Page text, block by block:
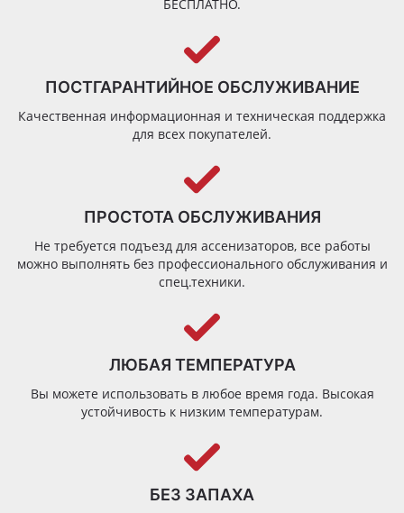
БЕСПЛАТНО.
ПОСТГАРАНТИЙНОЕ ОБСЛУЖИВАНИЕ
Качественная информационная и техническая поддержка
для всех покупателей.
ПРОСТОТА ОБСЛУЖИВАНИЯ
Не требуется подъезд для ассенизаторов, все работы
можно выполнять без профессионального обслуживания и
спец.техники.
ЛЮБАЯ ТЕМПЕРАТУРА
Вы можете использовать в любое время года. Высокая
устойчивость к низким температурам.
БЕЗ ЗАПАХА